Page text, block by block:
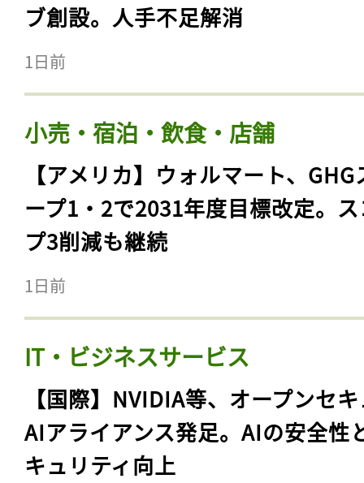
ブ創設。人手不足解消
1日前
小売・宿泊・飲食・店舗
【アメリカ】ウォルマート、GHG
ープ1・2で2031年度目標改定。
プ3削減も継続
1日前
IT・ビジネスサービス
【国際】NVIDIA等、オープンセ
AIアライアンス発足。AIの安全性
キュリティ向上